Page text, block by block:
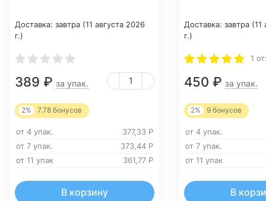
Доставка: завтра (11 августа 2026
г.)
389 ₽ за упак.
2% 7.78 бонусов
от 4 упак. 377,33 Р
от 7 упак.
373,44 Р
от 11 упак
361,77 Р
В корзину
Доставка: завтра (11
г.)
1
450 ₽ за упак.
2% 9 бонусов
от 4 упак.
от 7 упак.
от 11 упак
В